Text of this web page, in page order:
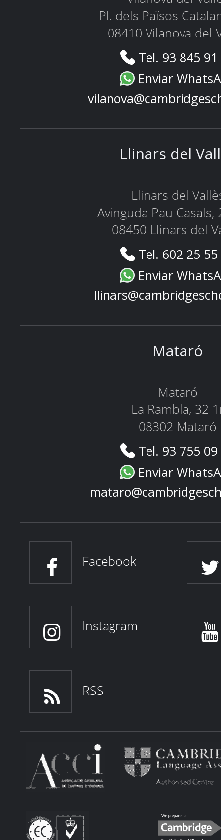
Pl. dels Països
08410 Vilanova del
Tel. 93 845
Enviar
Llinars del
Llinars del
Avinguda Pau Casals,
08450 Llinars del
Tel. 602 25
Enviar
Mataró
Mataró
La Rambla, 32
08302 Mataró
Tel. 93 755
Enviar
Facebook
Instagram
RSS